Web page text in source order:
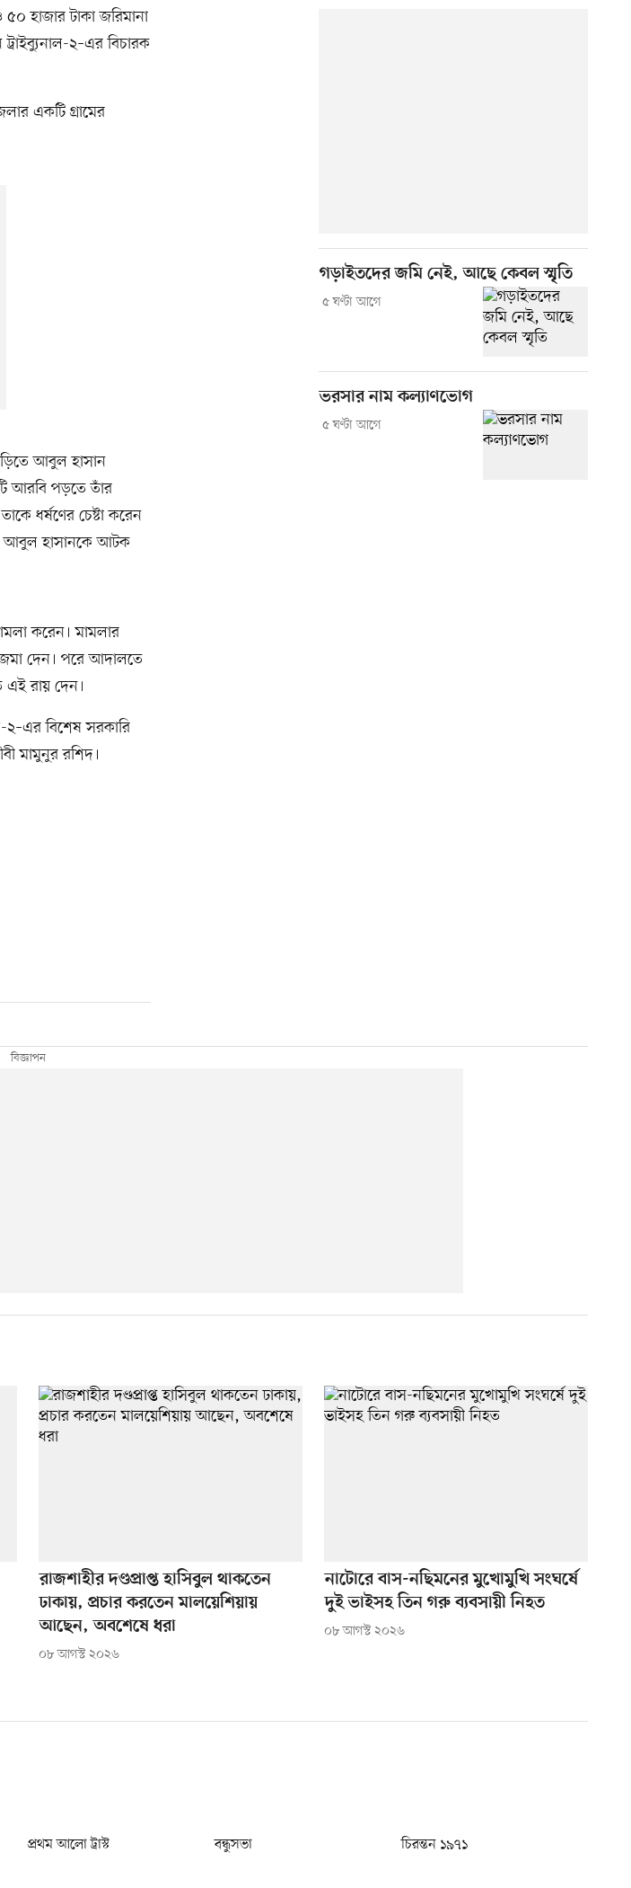
৫০ হাজার টাকা জরিমানা
২–এর বিচারক
একটি গ্রামের
আবুল হাসান
আরবি পড়তে তাঁর
ধর্ষণের চেষ্টা করেন
আবুল হাসানকে আটক
করেন। মামলার
দেন। পরে আদালতে
এই রায় দেন।
২–এর বিশেষ সরকারি
মামুনুর রশিদ।
গড়াইতদের জমি নেই, আছে কেবল স্মৃতি
৫ ঘণ্টা আগে
ভরসার নাম কল্যাণভোগ
৫ ঘণ্টা আগে
রাজশাহীর দণ্ডপ্রাপ্ত হাসিবুল থাকতেন
ঢাকায়, প্রচার করতেন মালয়েশিয়ায়
আছেন, অবশেষে ধরা
০৮ আগস্ট ২০২৬
নাটোরে বাস-নছিমনের মুখোমুখি সংঘর্ষে
দুই ভাইসহ তিন গরু ব্যবসায়ী নিহত
০৮ আগস্ট ২০২৬
প্রথম আলো ট্রাস্ট বন্ধুসভা
চিরন্তন ১৯৭১